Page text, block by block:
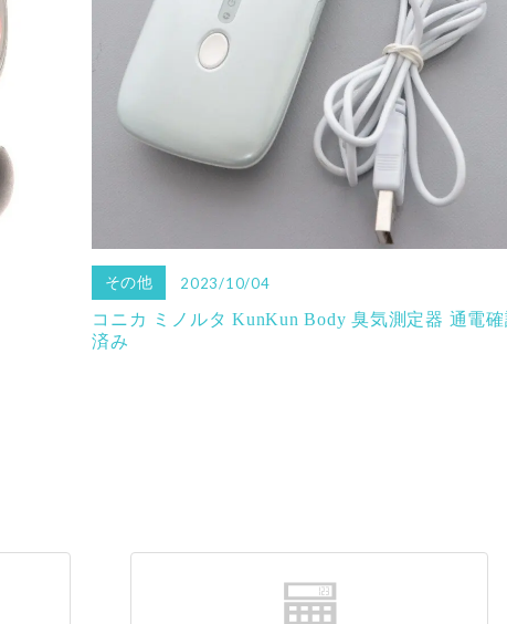
その他 2023/10/04
コニカ ミノルタ KunKun Body 臭気測定器 通電
済み